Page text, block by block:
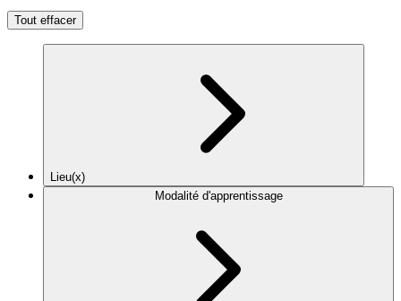
Tout effacer
Lieu(x)
Modalité d'apprentissage